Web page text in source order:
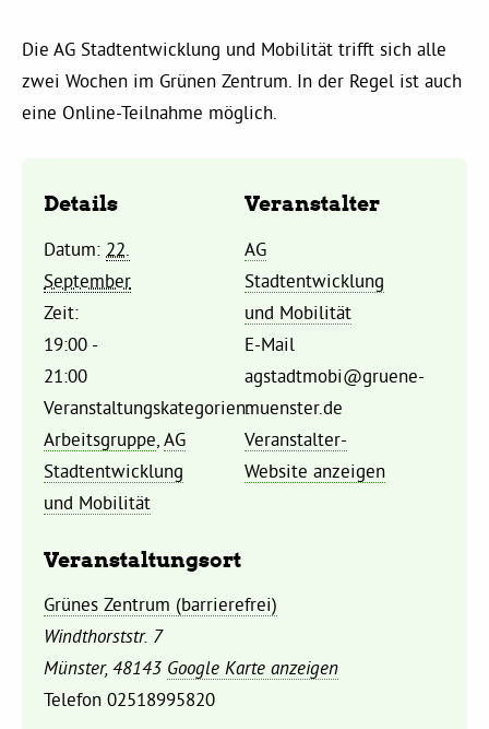
Kommissionen
Satzung
Grünes Zentrum
Sylvia Rietenberg, MdB
Dorothea Deppermann, MdL
Josefine Paul, MdL
Daniel Freund, MdEP
Delegierte
Die AG Stadtentwicklung und Mobilität trifft sich alle
zwei Wochen im Grünen Zentrum. In der Regel ist auch
eine Online-Teilnahme möglich.
Details
Datum: 22.
September
Zeit:
19:00 -
21:00
Veranstaltungskategorien:
Arbeitsgruppe ,AG
Stadtentwicklung
und Mobilität
Veranstaltungsort
Grünes Zentrum (barrierefrei)
Windthorststr. 7
Münster, 48143 Google Karte anzeigen
Telefon 02518995820
Veranstalter
AG
Stadtentwicklung
und Mobilität
E-Mail
agstadtmobi@gruene-
muenster.de
Veranstalter-
Website anzeigen